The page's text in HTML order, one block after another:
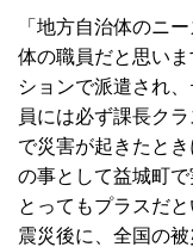
「地方自治体のニ
体の職員だと思い
ションで派遣され
員には必ず課長ク
で災害が起きたと
の事として益城町
とってもプラスだ
震災後に、全国の